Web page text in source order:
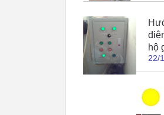
hộ
22/